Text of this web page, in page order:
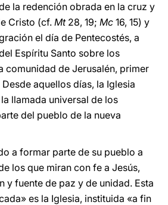
la redención obrada en la cruz y
Cristo (cf.Mt 28, 19; Mc 16, 15) y
el día de Pentecostés, a
Espíritu Santo sobre los
comunidad de Jerusalén, primer
aquellos días, la Iglesia
llamada universal de los
del pueblo de la nueva
a formar parte de su pueblo a
los que miran con fe a Jesús,
y fuente de paz y de unidad. Esta
es la Iglesia, instituida «a fin